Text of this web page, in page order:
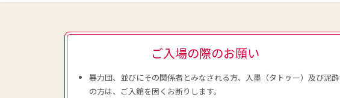
ご入場の際のお願い
暴力団、並びにその関係者とみなされる方、入墨（タトゥー）及び泥酔
の方は、ご入館を固くお断りします。